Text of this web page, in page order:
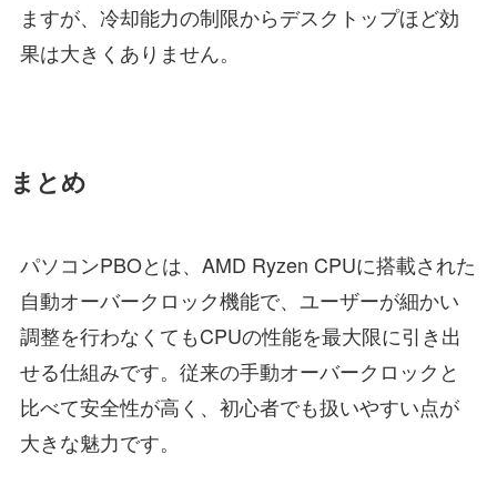
ますが、冷却能力の制限からデスクトップほど効
果は大きくありません。
まとめ
パソコンPBOとは、AMD Ryzen CPUに搭載された
自動オーバークロック機能で、ユーザーが細かい
調整を行わなくてもCPUの性能を最大限に引き出
せる仕組みです。従来の手動オーバークロックと
比べて安全性が高く、初心者でも扱いやすい点が
大きな魅力です。